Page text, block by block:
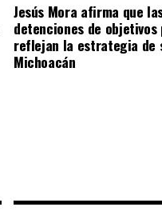
Jesús Mora afirma que
detenciones de
reflejan la estrategia de
Michoacán